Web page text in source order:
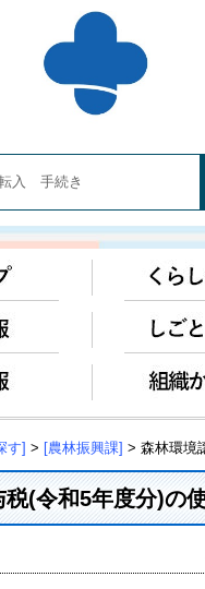
す] > [農林振興課] > 森林環境譲与税(
(令和5年度分)の